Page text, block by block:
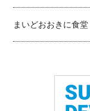
まいどおおきに食堂